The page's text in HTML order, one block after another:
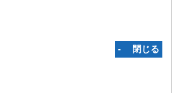
‐ 閉じる